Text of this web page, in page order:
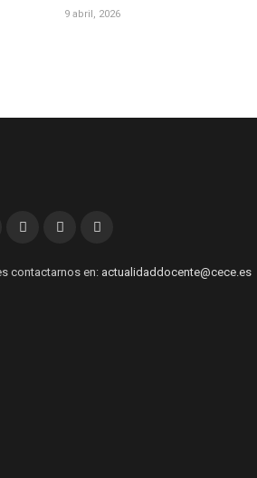
9 abril, 2026
TwitterInstagramLinkedin
contactarnos en: actualidaddocente@cece.es